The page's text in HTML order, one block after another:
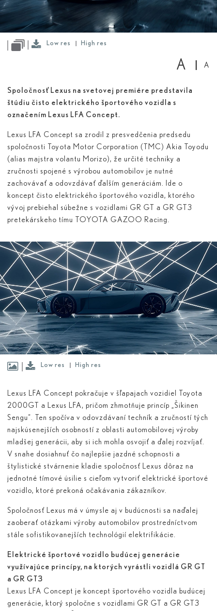
Low res High res
A A
Spoločnosť Lexus na svetovej premiére predstavila
štúdiu čisto elektrického športového vozidla s
označením Lexus LFA Concept.
Lexus LFA Concept sa zrodil z presvedčenia predsedu
spoločnosti Toyota Motor Corporation (TMC) Akia Toyodu
(alias majstra volantu Morizo), že určité techniky a
zručnosti spojené s výrobou automobilov je nutné
zachovávať a odovzdávať ďalším generáciám. Ide o
koncept čisto elektrického športového vozidla, ktorého
vývoj prebiehal súbežne s vozidlami GR GT a GR GT3
pretekárskeho tímu TOYOTA GAZOO Racing.
Low res High res
Lexus LFA Concept pokračuje v šľapajach vozidiel Toyota
2000GT a Lexus LFA, pričom zhmotňuje princíp „Šikinen
Sengu“. Ten spočíva v odovzdávaní techník a zručností tých
najskúsenejších osobností z oblasti automobilovej výroby
mladšej generácii, aby si ich mohla osvojiť a ďalej rozvíjať.
V snahe dosiahnuť čo najlepšie jazdné schopnosti a
štylistické stvárnenie kladie spoločnosť Lexus dôraz na
jednotné tímové úsilie s cieľom vytvoriť elektrické športové
vozidlo, ktoré prekoná očakávania zákazníkov.
Spoločnosť Lexus má v úmysle aj v budúcnosti sa naďalej
zaoberať otázkami výroby automobilov prostredníctvom
stále sofistikovanejších technológií elektrifikácie.
Elektrické športové vozidlo budúcej generácie
využívajúce princípy, na ktorých vyrástli vozidlá GR GT
a GR GT3
Lexus LFA Concept je koncept športového vozidla budúcej
generácie, ktorý spoločne s vozidlami GR GT a GR GT3
Low
High
res